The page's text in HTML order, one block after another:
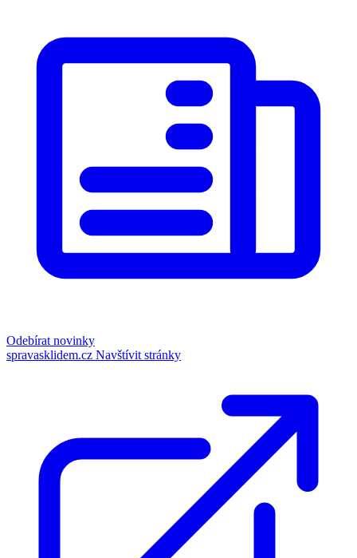
Odebírat novinky
spravasklidem.cz Navštívit stránky